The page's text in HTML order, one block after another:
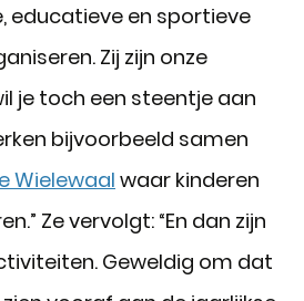
educatieve en sportieve
Zij zijn onze
je toch een steentje aan
bijvoorbeeld samen
Wielewaal waar kinderen
Ze vervolgt: “En dan zijn
Geweldig om dat